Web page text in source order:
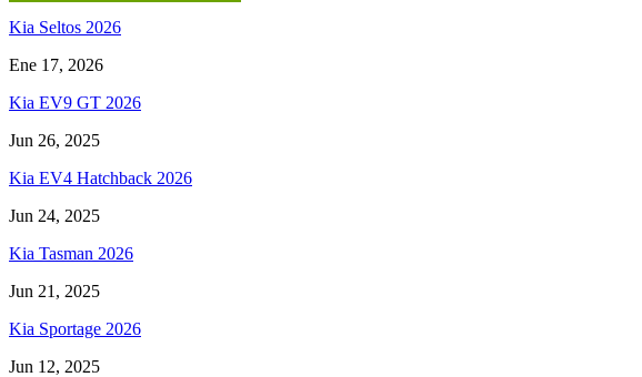
Kia Seltos 2026
Ene 17, 2026
Kia EV9 GT 2026
Jun 26, 2025
Kia EV4 Hatchback 2026
Jun 24, 2025
Kia Tasman 2026
Jun 21, 2025
Kia Sportage 2026
Jun 12, 2025